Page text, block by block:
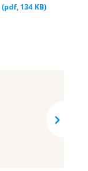
(pdf, 134 KB)